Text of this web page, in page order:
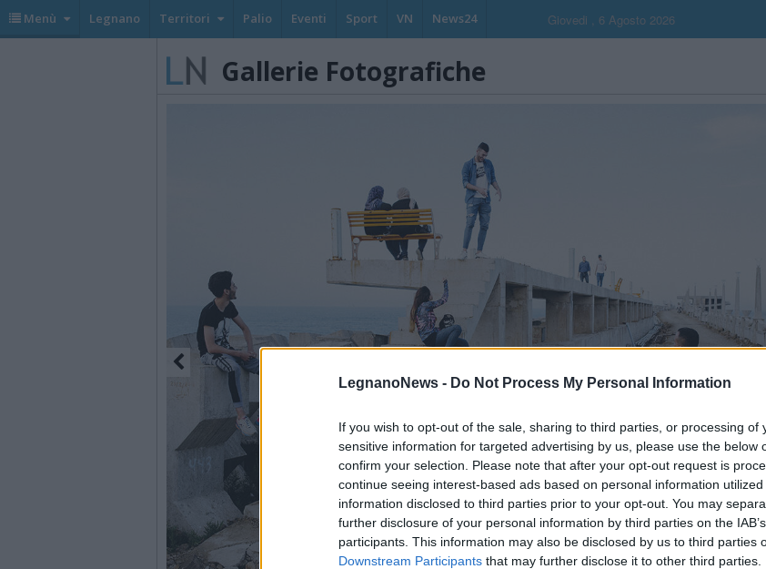
LegnanoNews - Do Not Process My Personal Information
If you wish to opt-out of the sale, sharing to third parties, or processing of
sensitive information for targeted advertising by us, please use the below
confirm your selection. Please note that after your opt-out request is
continue seeing interest-based ads based on personal information
information disclosed to third parties prior to your opt-out. You may
further disclosure of your personal information by third parties on the
participants. This information may also be disclosed by us to third parties
Downstream Participants that may further disclose it to other third parties.
Menù Legnano Territori Palio Eventi Sport VN News24 Giovedi , 6 Agosto 2026
Gallerie Fotografiche